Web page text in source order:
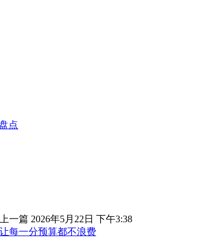
点
上一篇 2026年5月22日 下午3:38
每一分预算都不浪费